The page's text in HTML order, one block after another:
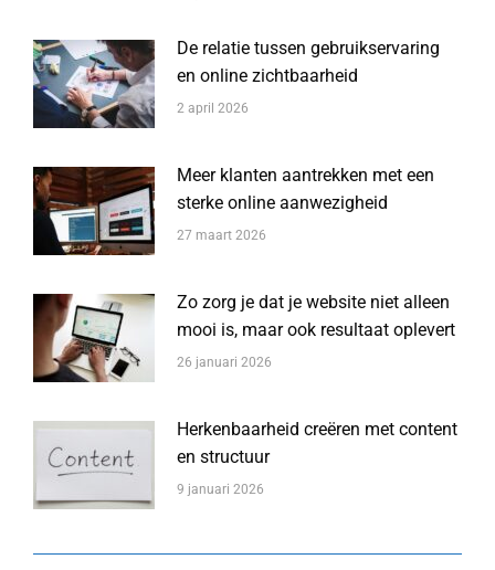
De relatie tussen gebruikservaring
en online zichtbaarheid
2 april 2026
Meer klanten aantrekken met een
sterke online aanwezigheid
27 maart 2026
Zo zorg je dat je website niet alleen
mooi is, maar ook resultaat oplevert
26 januari 2026
Herkenbaarheid creëren met content
en structuur
9 januari 2026